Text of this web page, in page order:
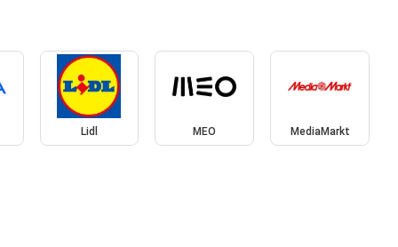
Lidl MEO MediaMarkt